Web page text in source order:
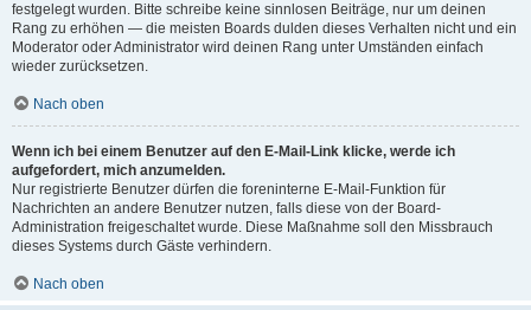
festgelegt wurden. Bitte schreibe keine sinnlosen Beiträge, nur um deinen
Rang zu erhöhen — die meisten Boards dulden dieses Verhalten nicht und ein
Moderator oder Administrator wird deinen Rang unter Umständen einfach
wieder zurücksetzen.
Nach oben
Wenn ich bei einem Benutzer auf den E-Mail-Link klicke, werde ich
aufgefordert, mich anzumelden.
Nur registrierte Benutzer dürfen die foreninterne E-Mail-Funktion für
Nachrichten an andere Benutzer nutzen, falls diese von der Board-
Administration freigeschaltet wurde. Diese Maßnahme soll den Missbrauch
dieses Systems durch Gäste verhindern.
Nach oben